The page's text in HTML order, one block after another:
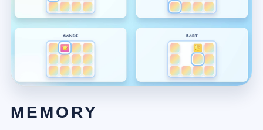
MEMORY